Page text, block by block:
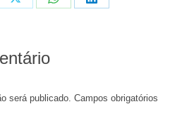
CompartilharCompartilharCompartilhar
será publicado. Campos obrigatórios